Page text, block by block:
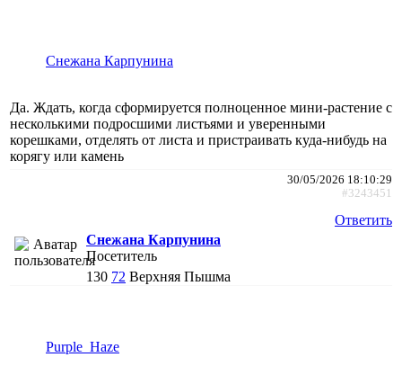
Снежана Карпунина
Да. Ждать, когда сформируется полноценное мини-растение с
несколькими подросшими листьями и уверенными
корешками, отделять от листа и пристраивать куда-нибудь на
корягу или камень
30/05/2026 18:10:29
#3243451
Ответить
Снежана Карпунина
Посетитель
130 72 Верхняя Пышма
Purple_Haze